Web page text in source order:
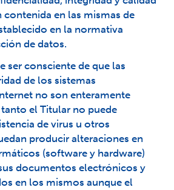
en las mismas de
en la normativa
de datos.
ser consciente de que las
de los sistemas
no son enteramente
el Titular no puede
de virus u otros
producir alteraciones en
(software y hardware)
documentos electrónicos y
en los mismos aunque el